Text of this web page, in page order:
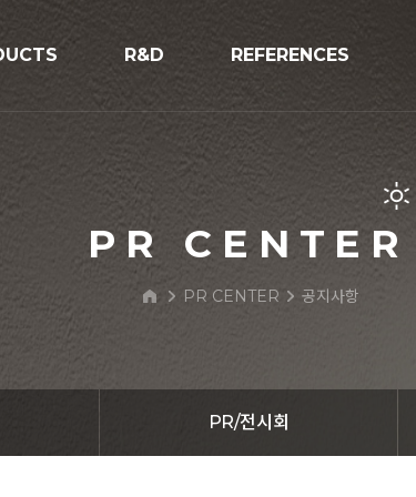
R&D
R&D
REFERENCES
시공사례
PR CENTER
PR CENTER 공지사항
PR/전시회